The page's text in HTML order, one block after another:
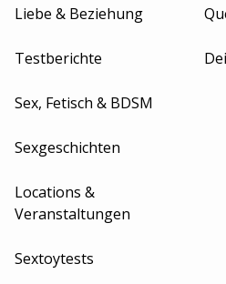
Liebe & Beziehung
Testberichte
Sex, Fetisch & BDSM
Sexgeschichten
Locations &
Veranstaltungen
Sextoytests